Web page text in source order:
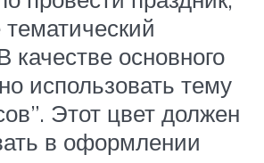
тематический
качестве основного
использовать тему
Этот цвет должен
в оформлении